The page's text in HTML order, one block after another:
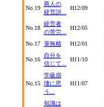
No.19
商人の
経営訓...
H12/09
No.18
経営者
の苦労...
H12/05
No.17 筆無精 H12/01
No.16
自分を
信じて...
H11/10
No.15
学級崩
壊に思
う...
H11/07
知識は